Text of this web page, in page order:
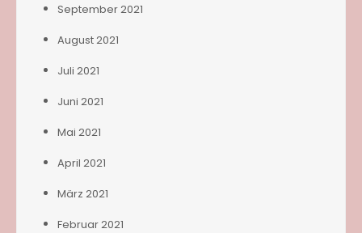
September 2021
August 2021
Juli 2021
Juni 2021
Mai 2021
April 2021
März 2021
Februar 2021